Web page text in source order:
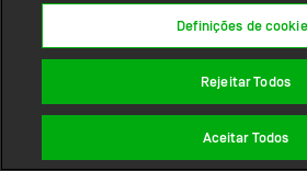
Definições de
Rejeitar Todos
Aceitar Todos